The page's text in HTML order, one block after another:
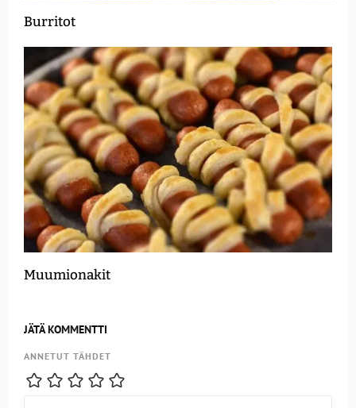
Burritot
Muumionakit
JÄTÄ KOMMENTTI
ANNETUT TÄHDET